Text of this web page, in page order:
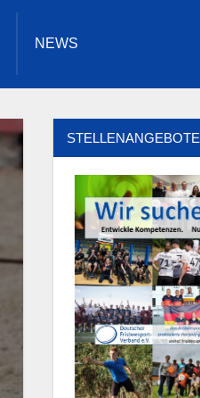
NEWS
STELLENANGEBOTE